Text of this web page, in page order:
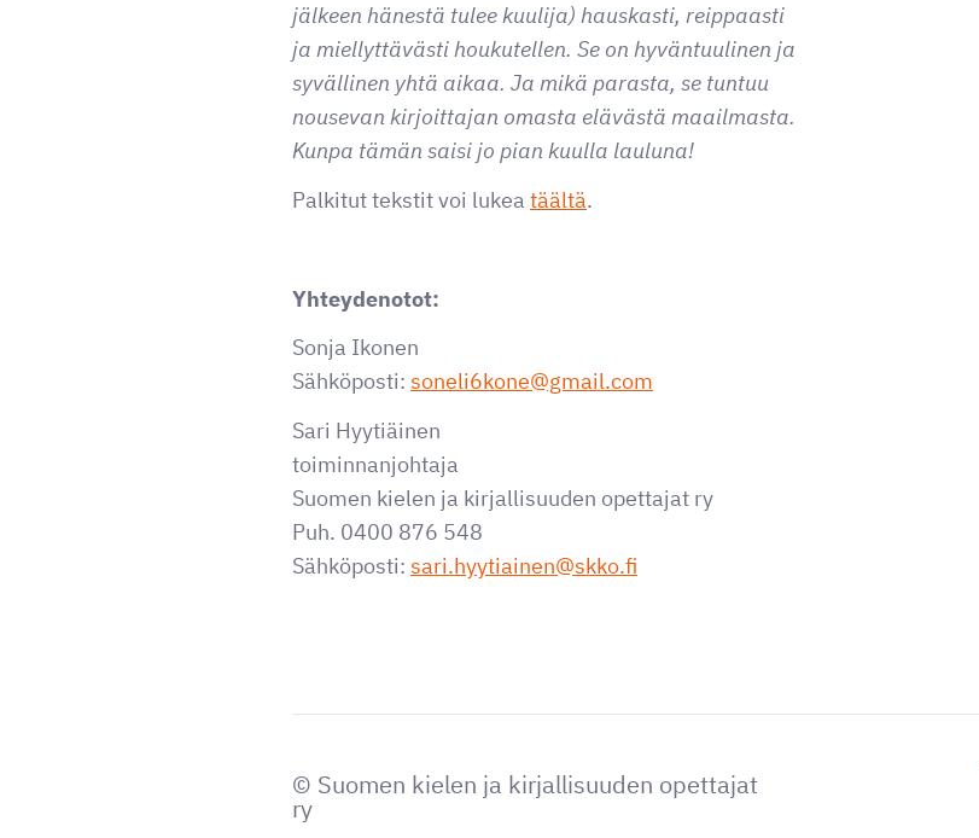
jälkeen hänestä tulee kuulija) hauskasti, reippaasti
ja miellyttävästi houkutellen. Se on hyväntuulinen ja
syvällinen yhtä aikaa. Ja mikä parasta, se tuntuu
nousevan kirjoittajan omasta elävästä maailmasta.
Kunpa tämän saisi jo pian kuulla lauluna!
Palkitut tekstit voi lukea täältä.
Yhteydenotot:
Sonja Ikonen
Sähköposti: soneli6kone@gmail.com
Sari Hyytiäinen
toiminnanjohtaja
Suomen kielen ja kirjallisuuden opettajat ry
Puh. 0400 876 548
Sähköposti: sari.hyytiainen@skko.fi
© Suomen kielen ja kirjallisuuden opettajat
ry